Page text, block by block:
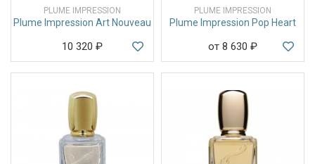
PLUME IMPRESSION
Plume Impression Art Nouveau
10 320 ₽
PLUME IMPRESSION
Plume Impression Pop Heart
от 8 630 ₽